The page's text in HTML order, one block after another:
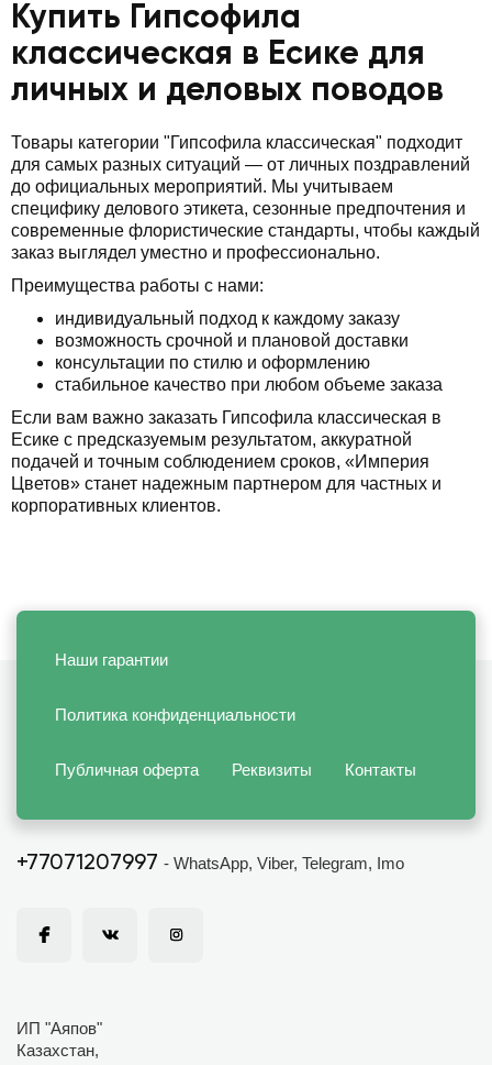
Купить Гипсофила
классическая в Есике для
личных и деловых поводов
Товары категории "Гипсофила классическая" подходит
для самых разных ситуаций — от личных поздравлений
до официальных мероприятий. Мы учитываем
специфику делового этикета, сезонные предпочтения и
современные флористические стандарты, чтобы каждый
заказ выглядел уместно и профессионально.
Преимущества работы с нами:
индивидуальный подход к каждому заказу
возможность срочной и плановой доставки
консультации по стилю и оформлению
стабильное качество при любом объеме заказа
Если вам важно заказать Гипсофила классическая в
Есике с предсказуемым результатом, аккуратной
подачей и точным соблюдением сроков, «Империя
Цветов» станет надежным партнером для частных и
корпоративных клиентов.
Наши гарантии
Политика конфиденциальности
Публичная оферта Реквизиты Контакты
+77071207997 - WhatsApp, Viber, Telegram, Imo
ИП "Аяпов"
Казахстан,